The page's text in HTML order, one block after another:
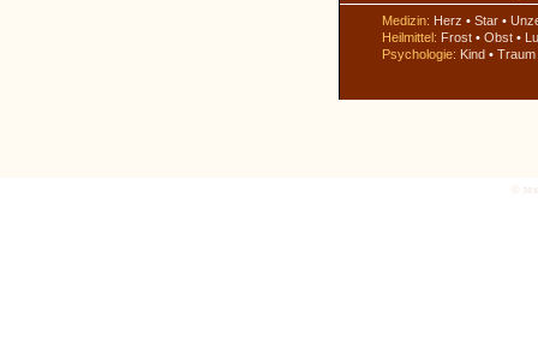
Medizin: Herz • Star •
Heilmittel: Frost • Obst •
Psychologie: Kind • Traum
©